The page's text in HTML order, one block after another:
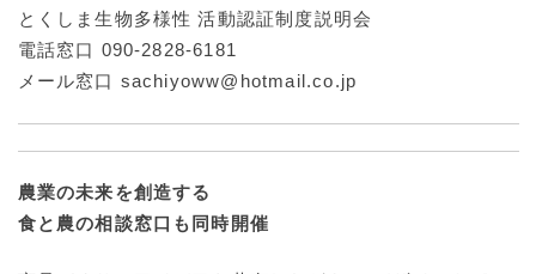
とくしま生物多様性 活動認証制度説明会
電話窓口 090-2828-6181
メール窓口 sachiyoww@hotmail.co.jp
農業の未来を創造する
食と農の相談窓口も同時開催